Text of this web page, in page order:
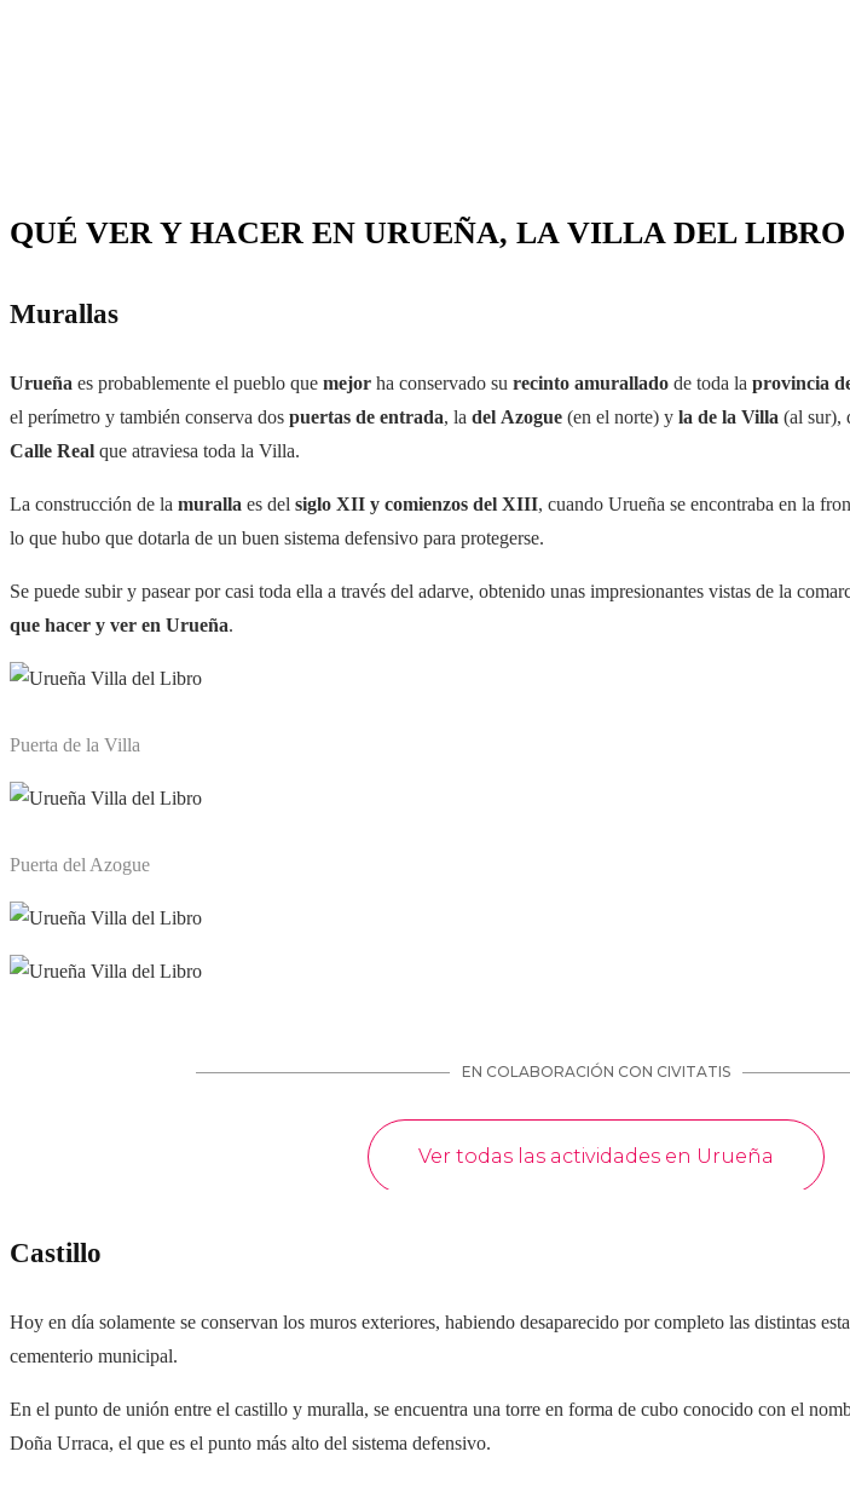
QUÉ VER Y HACER EN URUEÑA, LA VILLA DEL LIBRO
Murallas
Urueña es probablemente el pueblo que mejor ha conservado su recinto amurallado de toda la provincia
el perímetro y también conserva dos puertas de entrada, la del Azogue (en el norte) y la de la Villa (al sur),
Calle Real que atraviesa toda la Villa.
La construcción de la muralla es del siglo XII y comienzos del XIII, cuando Urueña se encontraba en la
lo que hubo que dotarla de un buen sistema defensivo para protegerse.
Se puede subir y pasear por casi toda ella a través del adarve, obtenido unas impresionantes vistas de la
que hacer y ver en Urueña.
Puerta de la Villa
Puerta del Azogue
Castillo
Hoy en día solamente se conservan los muros exteriores, habiendo desaparecido por completo las distintas
cementerio municipal.
En el punto de unión entre el castillo y muralla, se encuentra una torre en forma de cubo conocido con el
Doña Urraca, el que es el punto más alto del sistema defensivo.